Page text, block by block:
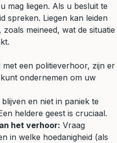
mag liegen. Als u besluit te
spreken. Liegen kan leiden
meineed, wat de situatie
een politieverhoor, zijn er
ondernemen om uw
en niet in paniek te
heldere geest is cruciaal.
het verhoor: Vraag
in welke hoedanigheid (als